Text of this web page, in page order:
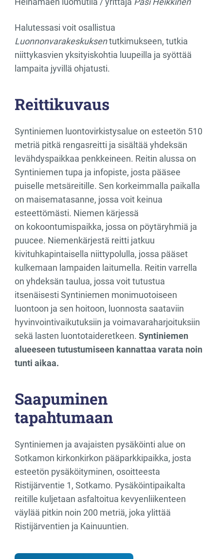
Halutessasi voit osallistua
Luonnonvarakeskuksentutkimukseen, tutkia
niittykasvien yksityiskohtia luupeilla ja syöttää
lampaita jyvillä ohjatusti.
Reittikuvaus
Syntiniemen luontovirkistysalue on esteetön 510
metriä pitkä rengasreitti ja sisältää yhdeksän
levähdyspaikkaa penkkeineen. Reitin alussa on
Syntiniemen tupa ja infopiste, josta pääsee
puiselle metsäreitille. Sen korkeimmalla paikalla
on maisematasanne, jossa voit keinua
esteettömästi. Niemen kärjessä
on kokoontumispaikka, jossa on pöytäryhmiä ja
puucee. Niemenkärjestä reitti jatkuu
kivituhkapintaisella niittypolulla, jossa pääset
kulkemaan lampaiden laitumella. Reitin varrella
on yhdeksän taulua, jossa voit tutustua
itsenäisesti Syntiniemen monimuotoiseen
luontoon ja sen hoitoon, luonnosta saataviin
hyvinvointivaikutuksiin ja voimavaraharjoituksiin
sekä lasten luontotaideretkeen. Syntiniemen
alueeseen tutustumiseen kannattaa varata noin
tunti aikaa.
Saapuminen
tapahtumaan
Syntiniemen ja avajaisten pysäköinti alue on
Sotkamon kirkonkirkon pääparkkipaikka, josta
esteetön pysäköityminen, osoitteesta
Ristijärventie 1, Sotkamo. Pysäköintipaikalta
reitille kuljetaan asfaltoitua kevyenliikenteen
väylää pitkin noin 200 metriä, joka ylittää
Ristijärventien ja Kainuuntien.